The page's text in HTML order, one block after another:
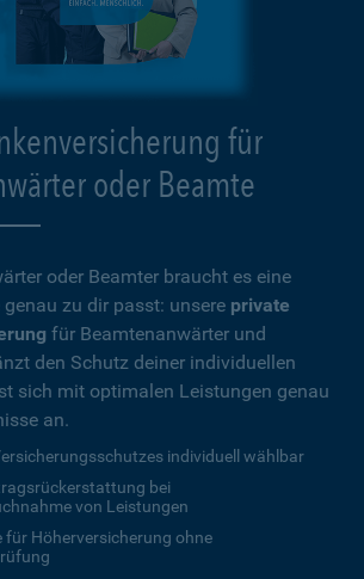
für
oder Beamte
oder Beamter braucht es eine
zu dir passt: unsere private
für Beamtenanwärter und
den Schutz deiner individuellen
sich mit optimalen Leistungen genau
an.
individuell wählbar
bei
von Leistungen
für Höherversicherung ohne